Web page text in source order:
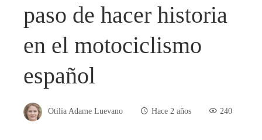
paso de hacer historia
en el motociclismo
español
Otilia Adame Luevano Hace 2 años 240